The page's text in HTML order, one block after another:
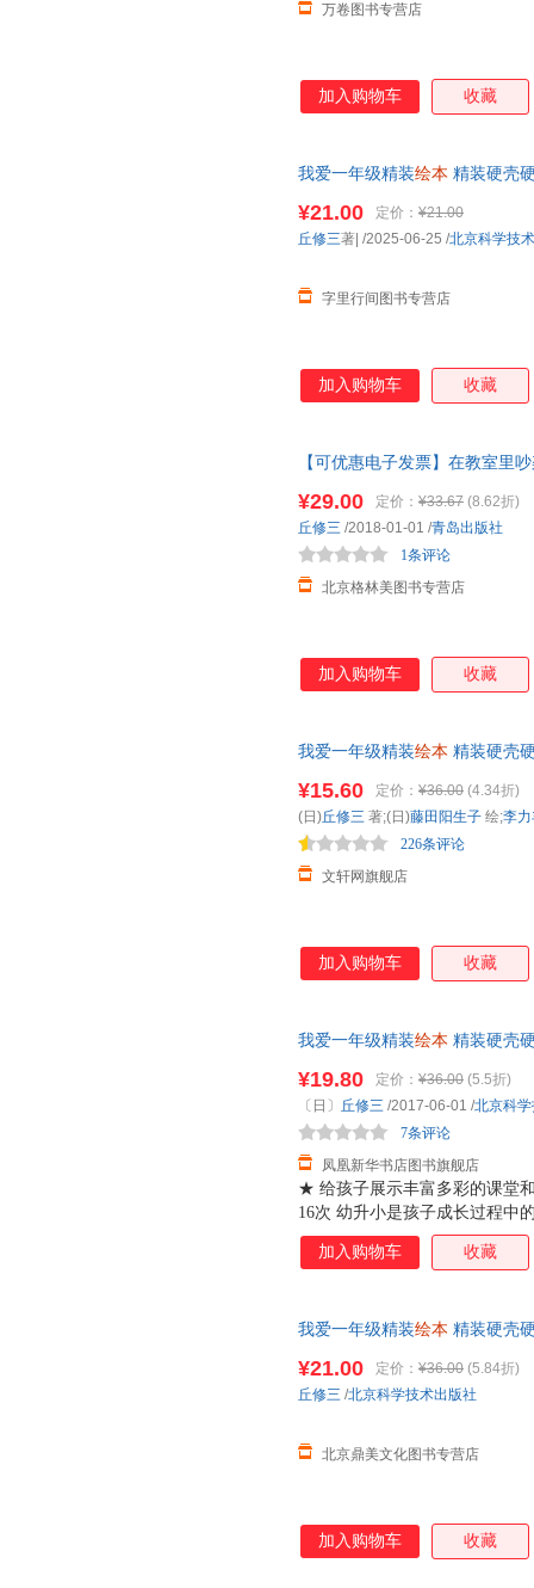
万卷图书专营店
加入购物车 收藏
我爱一年级精装绘本 精装硬壳
¥21.00 定价： ¥21.00
字里行间图书专营店
丘修三著| /2025-06-25 /北京科学技
加入购物车 收藏
【可优惠电子发票】在教室里
¥29.00 定价： ¥33.67 (8.62折)
北京格林美图书专营店
1条评论
丘修三 /2018-01-01 /青岛出版社
加入购物车 收藏
我爱一年级精装绘本 精装硬壳
85%城市次日达，团购优惠咨
¥15.60 定价： ¥36.00 (4.34折)
文轩网旗舰店
226条评论
(日)丘修三 著;(日)藤田阳生子 绘;李
加入购物车 收藏
我爱一年级精装绘本 精装硬壳
★ 给孩子展示丰富多彩的课堂
16次 幼升小是孩子成长过程中
的生活既充满期待又忐忑不安
景。那天，我穿着妈妈特意为
影，要独自留在这儿了。刹那
默地跟在妈妈背后。或许是妈
边带我熟悉校园，一边鼓励我
¥19.80 定价： ¥36.00 (5.5折)
凤凰新华书店图书旗舰店
7条评论
〔日〕 丘修三 /2017-06-01 /北京科
加入购物车 收藏
我爱一年级精装绘本 精装硬壳
¥21.00 定价： ¥36.00 (5.84折)
北京鼎美文化图书专营店
丘修三 /北京科学技术出版社
加入购物车 收藏